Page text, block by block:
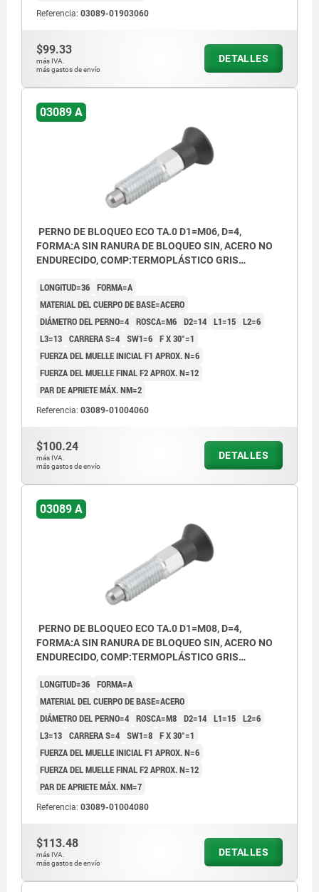
Referencia: 03089-01903060
$99.33
más IVA.
más gastos de envío
DETALLES
03089 A
PERNO DE BLOQUEO ECO TA.0 D1=M06, D=4,
FORMA:A SIN RANURA DE BLOQUEO SIN, ACERO NO
ENDURECIDO, COMP:TERMOPLÁSTICO GRIS
LONGITUD=36 FORMA=A
MATERIAL DEL CUERPO DE BASE=ACERO
DIÁMETRO DEL PERNO=4 ROSCA=M6 D2=14 L1=15 L2=6
L3=13 CARRERA S=4 SW1=6 F X 30°=1
FUERZA DEL MUELLE INICIAL F1 APROX. N=6
FUERZA DEL MUELLE FINAL F2 APROX. N=12
PAR DE APRIETE MÁX. NM=2
Referencia: 03089-01004060
$100.24
más IVA.
más gastos de envío
DETALLES
03089 A
PERNO DE BLOQUEO ECO TA.0 D1=M08, D=4,
FORMA:A SIN RANURA DE BLOQUEO SIN, ACERO NO
ENDURECIDO, COMP:TERMOPLÁSTICO GRIS
LONGITUD=36 FORMA=A
MATERIAL DEL CUERPO DE BASE=ACERO
DIÁMETRO DEL PERNO=4 ROSCA=M8 D2=14 L1=15 L2=6
L3=13 CARRERA S=4 SW1=8 F X 30°=1
FUERZA DEL MUELLE INICIAL F1 APROX. N=6
FUERZA DEL MUELLE FINAL F2 APROX. N=12
PAR DE APRIETE MÁX. NM=7
Referencia: 03089-01004080
$113.48
más IVA.
más gastos de envío
DETALLES